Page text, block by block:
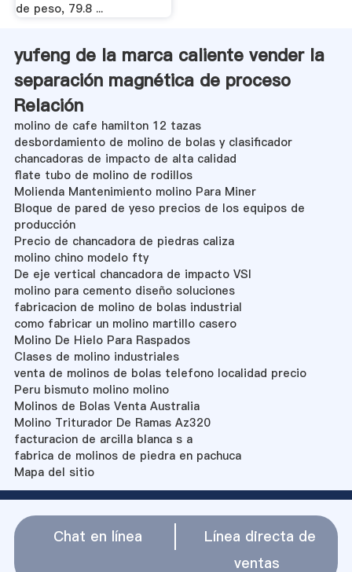
de peso, 79.8 ...
yufeng de la marca caliente vender la
separación magnética de proceso
Relación
molino de cafe hamilton 12 tazas
desbordamiento de molino de bolas y clasificador
chancadoras de impacto de alta calidad
flate tubo de molino de rodillos
Molienda Mantenimiento molino Para Miner
Bloque de pared de yeso precios de los equipos de
producción
Precio de chancadora de piedras caliza
molino chino modelo fty
De eje vertical chancadora de impacto VSI
molino para cemento diseño soluciones
fabricacion de molino de bolas industrial
como fabricar un molino martillo casero
Molino De Hielo Para Raspados
Clases de molino industriales
venta de molinos de bolas telefono localidad precio
Peru bismuto molino molino
Molinos de Bolas Venta Australia
Molino Triturador De Ramas Az320
facturacion de arcilla blanca s a
fabrica de molinos de piedra en pachuca
Mapa del sitio
Chat en línea
Línea directa de
ventas